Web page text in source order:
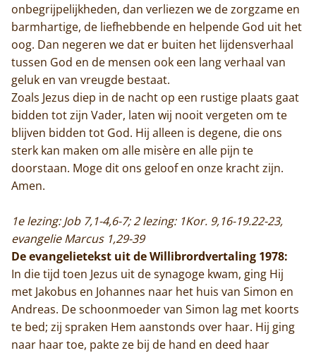
onbegrijpelijkheden, dan verliezen we de zorgzame en
barmhartige, de liefhebbende en helpende God uit het
oog. Dan negeren we dat er buiten het lijdensverhaal
tussen God en de mensen ook een lang verhaal van
geluk en van vreugde bestaat.
Zoals Jezus diep in de nacht op een rustige plaats gaat
bidden tot zijn Vader, laten wij nooit vergeten om te
blijven bidden tot God. Hij alleen is degene, die ons
sterk kan maken om alle misère en alle pijn te
doorstaan. Moge dit ons geloof en onze kracht zijn.
Amen.
1e lezing: Job 7,1-4,6-7; 2 lezing: 1Kor. 9,16-19.22-23,
evangelie Marcus 1,29-39
De evangelietekst uit de Willibrordvertaling 1978:
In die tijd toen Jezus uit de synagoge kwam, ging Hij
met Jakobus en Johannes naar het huis van Simon en
Andreas. De schoonmoeder van Simon lag met koorts
te bed; zij spraken Hem aanstonds over haar. Hij ging
naar haar toe, pakte ze bij de hand en deed haar